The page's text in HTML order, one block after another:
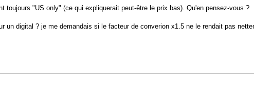
toujours "US only" (ce qui expliquerait peut-être le prix bas). Qu'en pensez-vous ?
un digital ? je me demandais si le facteur de converion x1.5 ne le rendait pas